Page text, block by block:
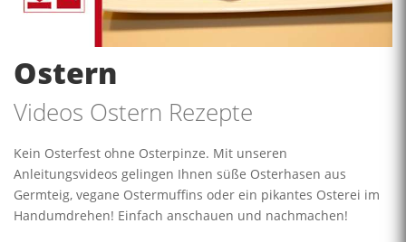
Ostern
Videos Ostern Rezepte
Kein Osterfest ohne Osterpinze. Mit unseren
Anleitungsvideos gelingen Ihnen süße Osterhasen aus
Germteig, vegane Ostermuffins oder ein pikantes Osterei im
Handumdrehen! Einfach anschauen und nachmachen!